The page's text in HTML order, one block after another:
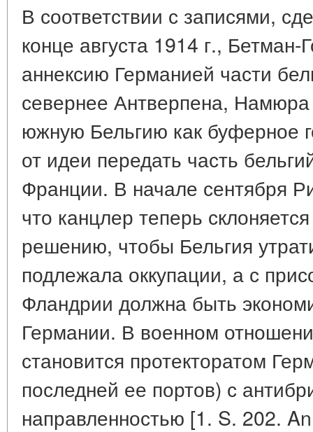
В соответствии с записями,
конце августа 1914 г., Бетман-
аннексию Германией части
севернее Антверпена,
южную Бельгию как буферное
от идеи передать часть
Франции. В начале сентября
что канцлер теперь
решению, чтобы Бельгия
подлежала оккупации, а с
Фландрии должна быть
Германии. В военном
становится протекторатом
последней ее портов) с
направленностью [1. S. 202.